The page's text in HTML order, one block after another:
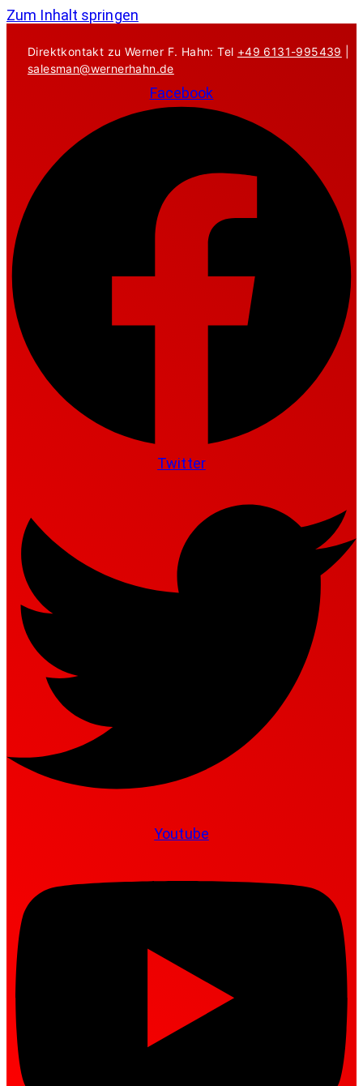
Zum Inhalt springen
Direktkontakt zu Werner F. Hahn: Tel +49 6131-995439
salesman@wernerhahn.de
Facebook
Twitter
Youtube